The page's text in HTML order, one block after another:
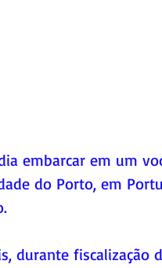
embarcar em um
do Porto, em
durante